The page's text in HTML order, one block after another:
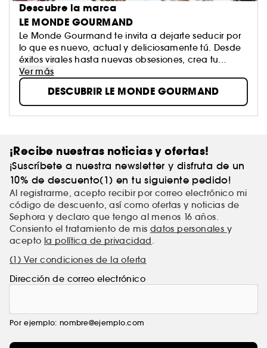
Descubre la marca
LE MONDE GOURMAND
Le Monde Gourmand te invita a dejarte seducir por
lo que es nuevo, actual y deliciosamente tú. Desde
éxitos virales hasta nuevas obsesiones, crea tu
propia historia olfativa.
Ver más
DESCUBRIR LE MONDE GOURMAND
¡Recibe nuestras noticias y ofertas!
¡Suscríbete a nuestra newsletter y disfruta de un
10% de descuento(1) en tu siguiente pedido!
Al registrarme, acepto recibir por correo electrónico mi
código de descuento, así como ofertas y noticias de
Sephora y declaro que tengo al menos 16 años.
Consiento el tratamiento de mis datos personales y
acepto la política de privacidad.
(1) Ver condiciones de la oferta
Dirección de correo electrónico
Por ejemplo: nombre@ejemplo.com